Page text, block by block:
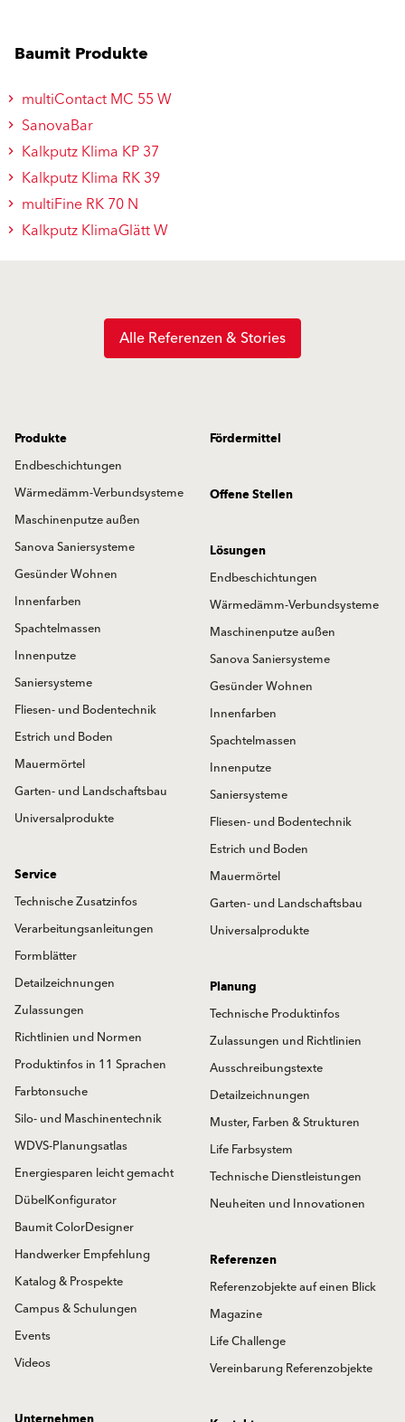
Baumit Produkte
multiContact MC 55 W
SanovaBar
Kalkputz Klima KP 37
Kalkputz Klima RK 39
multiFine RK 70 N
Kalkputz KlimaGlätt W
Alle Referenzen & Stories
Produkte
Endbeschichtungen
Wärmedämm-Verbundsysteme
Maschinenputze außen
Sanova Saniersysteme
Gesünder Wohnen
Innenfarben
Spachtelmassen
Innenputze
Saniersysteme
Fliesen- und Bodentechnik
Estrich und Boden
Mauermörtel
Garten- und Landschaftsbau
Universalprodukte
Fördermittel
Offene Stellen
Lösungen
Endbeschichtungen
Wärmedämm-Verbundsysteme
Maschinenputze außen
Sanova Saniersysteme
Gesünder Wohnen
Innenfarben
Spachtelmassen
Innenputze
Saniersysteme
Fliesen- und Bodentechnik
Estrich und Boden
Mauermörtel
Garten- und Landschaftsbau
Universalprodukte
Service
Technische Zusatzinfos
Verarbeitungsanleitungen
Formblätter
Detailzeichnungen
Zulassungen
Richtlinien und Normen
Produktinfos in 11 Sprachen
Farbtonsuche
Silo- und Maschinentechnik
WDVS-Planungsatlas
Energiesparen leicht gemacht
DübelKonfigurator
Baumit ColorDesigner
Handwerker Empfehlung
Katalog & Prospekte
Campus & Schulungen
Events
Videos
Planung
Technische Produktinfos
Zulassungen und Richtlinien
Ausschreibungstexte
Detailzeichnungen
Muster, Farben & Strukturen
Life Farbsystem
Technische Dienstleistungen
Neuheiten und Innovationen
Referenzen
Referenzobjekte auf einen Blick
Magazine
Life Challenge
Vereinbarung Referenzobjekte